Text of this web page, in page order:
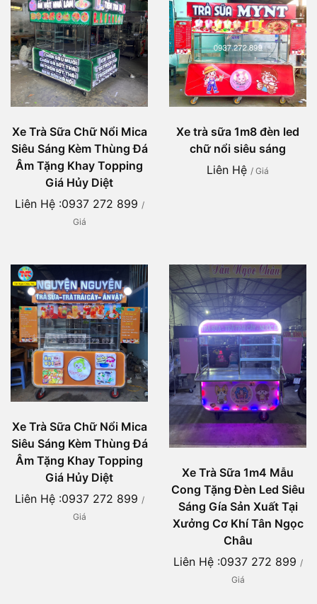
Xe Trà Sữa Chữ Nổi Mica
Siêu Sáng Kèm Thùng Đá
Âm Tặng Khay Topping
Giá Hủy Diệt
Liên Hệ :0937 272 899 /
Giá
Xe trà sữa 1m8 đèn led
chữ nổi siêu sáng
Liên Hệ / Giá
Xe Trà Sữa Chữ Nổi Mica
Siêu Sáng Kèm Thùng Đá
Âm Tặng Khay Topping
Giá Hủy Diệt
Liên Hệ :0937 272 899 /
Giá
Xe Trà Sữa 1m4 Mẫu
Cong Tặng Đèn Led Siêu
Sáng Gía Sản Xuất Tại
Xưởng Cơ Khí Tân Ngọc
Châu
Liên Hệ :0937 272 899 /
Giá